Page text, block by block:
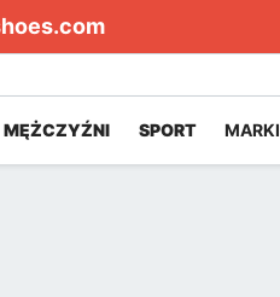
MĘŻCZYŹNI SPORT MARKI